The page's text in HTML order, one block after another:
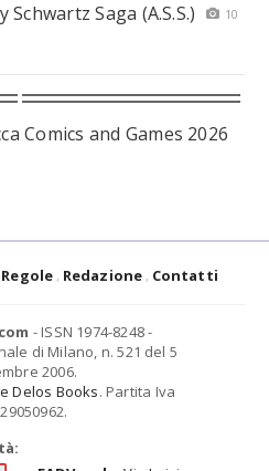
Saga (A.S.S.)
10
Comics and Games 2026
Regole Redazione Contatti
- ISSN 1974-8248 -
di Milano, n. 521 del 5
2006.
Delos Books. Partita Iva